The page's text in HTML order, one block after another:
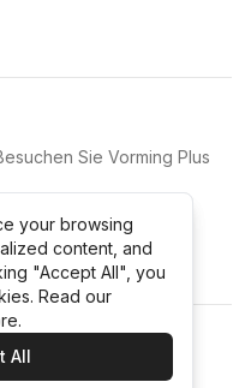
Sie Vorming Plus
Comics #1 (1938)
a Home Server
your browsing
content, and
"Accept All", you
Read our
All
your browsing
content, and
"Accept All", you
Read our
All